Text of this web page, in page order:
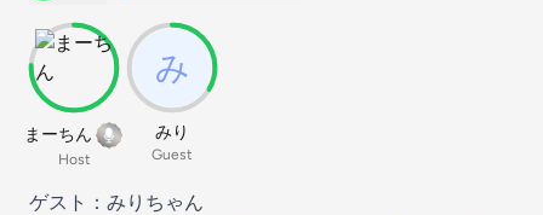
まーちん
Host
みり
Guest
ゲスト：みりちゃん